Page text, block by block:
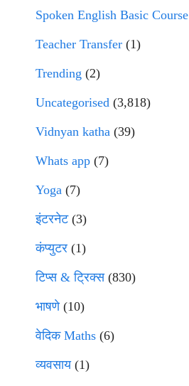
Spoken English Basic Course
Teacher Transfer (1)
Trending (2)
Uncategorised (3,818)
Vidnyan katha (39)
Whats app (7)
Yoga (7)
इंटरनेट(3)
कंप्युटर (1)
टिप्स & ट्रिक्स(830)
भाषणे(10)
वेदिक Maths (6)
व्यवसाय(1)